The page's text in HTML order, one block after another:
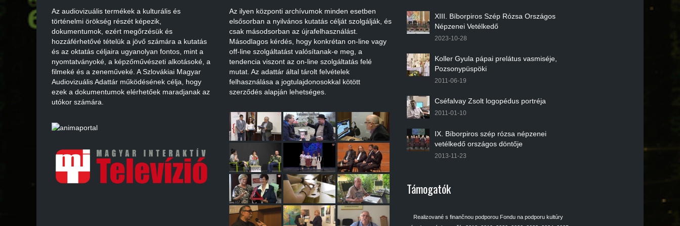
Az audiovizuális termékek a kulturális és
történelmi örökség részét képezik,
dokumentumok, ezért megőrzésük és
hozzáférhetővé tételük a jövő számára a kutatás
és az oktatás céljaira ugyanolyan fontos, mint a
nyomtatványoké, a képzőművészeti alkotásoké, a
filmeké és a zeneműveké. A Szlovákiai Magyar
Audiovizuális Adattár működésének célja, hogy
ezek a dokumentumok elérhetőek maradjanak az
utókor számára.
Az ilyen központi archívumok minden esetben
elsősorban a nyilvános kutatás célját szolgálják, és
csak másodsorban az újrafelhasználást.
Másodlagos kérdés, hogy konkrétan on-line vagy
off-line szolgáltatást valósítanak-e meg, a
tendencia viszont az on-line szolgáltatás felé
mutat. Az adattár által tárolt felvételek
felhasználása a jogtulajdonosokkal kötött
szerződés alapján lehetséges.
XIII. Bíborpiros Szép Rózsa Országos
Népzenei Vetélkedő
2023-10-28
Koller Gyula pápai prelátus vasmiséje,
Pozsonypüspöki
2011-06-19
Cséfalvay Zsolt logopédus portréja
2011-01-10
IX. Bíborpiros szép rózsa népzenei
vetélkedő országos döntője
2013-11-23
Támogatók
Realizované s finančnou podporou Fondu na podporu kultúry